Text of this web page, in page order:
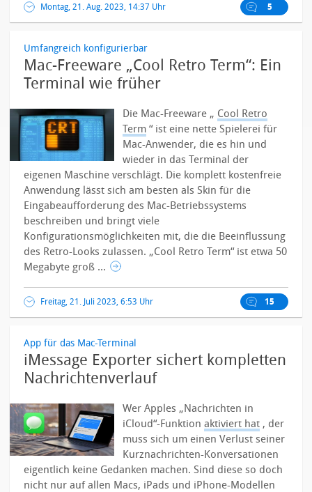
Montag, 21. Aug. 2023, 14:37 Uhr 5
Umfangreich konfigurierbar
Mac-Freeware „Cool Retro Term“: Ein
Terminal wie früher
Die Mac-Freeware „ Cool Retro
Term “ ist eine nette Spielerei für
Mac-Anwender, die es hin und
wieder in das Terminal der
eigenen Maschine verschlägt. Die komplett kostenfreie
Anwendung lässt sich am besten als Skin für die
Eingabeaufforderung des Mac-Betriebssystems
beschreiben und bringt viele
Konfigurationsmöglichkeiten mit, die die Beeinflussung
des Retro-Looks zulassen. „Cool Retro Term“ ist etwa 50
Megabyte groß ...
Freitag, 21. Juli 2023, 6:53 Uhr 15
App für das Mac-Terminal
iMessage Exporter sichert kompletten
Nachrichtenverlauf
Wer Apples „Nachrichten in
iCloud“-Funktionaktiviert hat , der
muss sich um einen Verlust seiner
Kurznachrichten-Konversationen
eigentlich keine Gedanken machen. Sind diese so doch
nicht nur auf allen Macs, iPads und iPhone-Modellen